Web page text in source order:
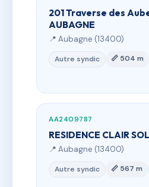
201 Traverse des
AUBAGNE
📍 Aubagne (13400)
Autre syndic 📏 504 m
AA2409787
RESIDENCE CLAIR
📍 Aubagne (13400)
Autre syndic 📏 567 m